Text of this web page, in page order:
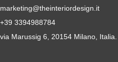
marketing@theinteriordesign.it
+39 3394988784
via Marussig 6, 20154 Milano, Italia.